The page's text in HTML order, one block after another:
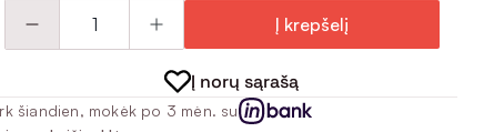
Į krepšelį
Į norų sąrašą
šiandien, mokėk po 3 mėn. su